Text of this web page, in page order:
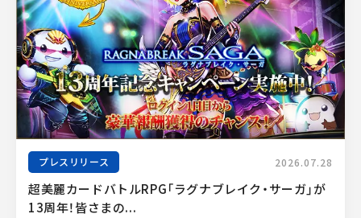
プレスリリース 2026.07.28
超美麗カードバトルRPG「ラグナブレイク・サーガ」が
13周年！皆さまの...